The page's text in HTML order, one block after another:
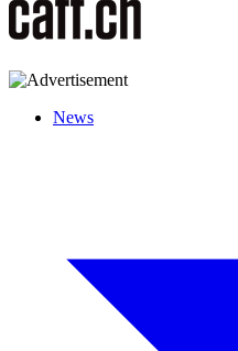
News